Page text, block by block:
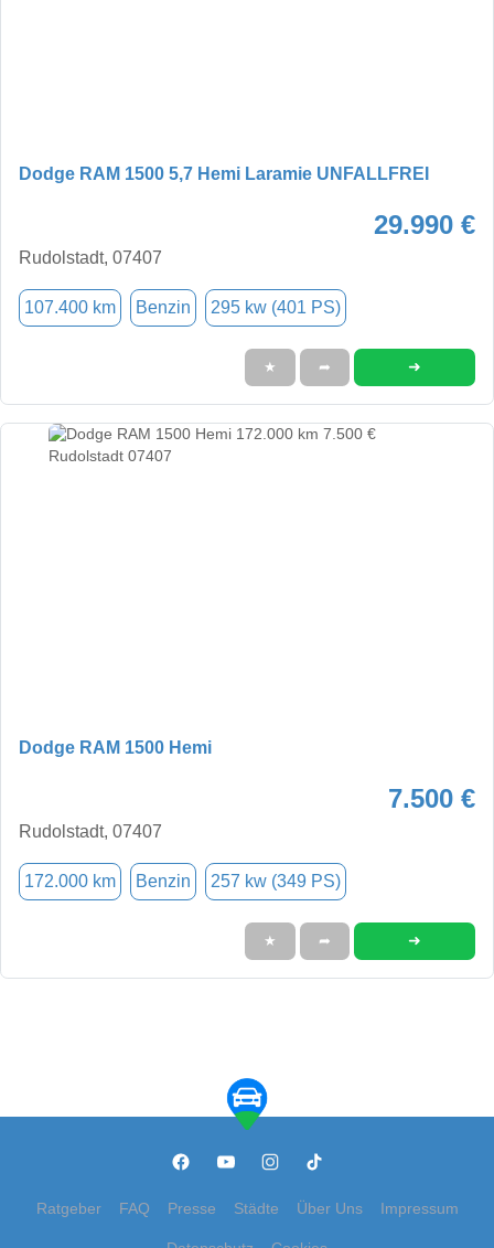
Dodge RAM 1500 5,7 Hemi Laramie UNFALLFREI
29.990 €
Rudolstadt, 07407
107.400 km Benzin 295 kw (401 PS)
★ ➦ ➜
Dodge RAM 1500 Hemi
7.500 €
Rudolstadt, 07407
172.000 km Benzin 257 kw (349 PS)
★ ➦ ➜
Ratgeber FAQ Presse Städte Über Uns Impressum